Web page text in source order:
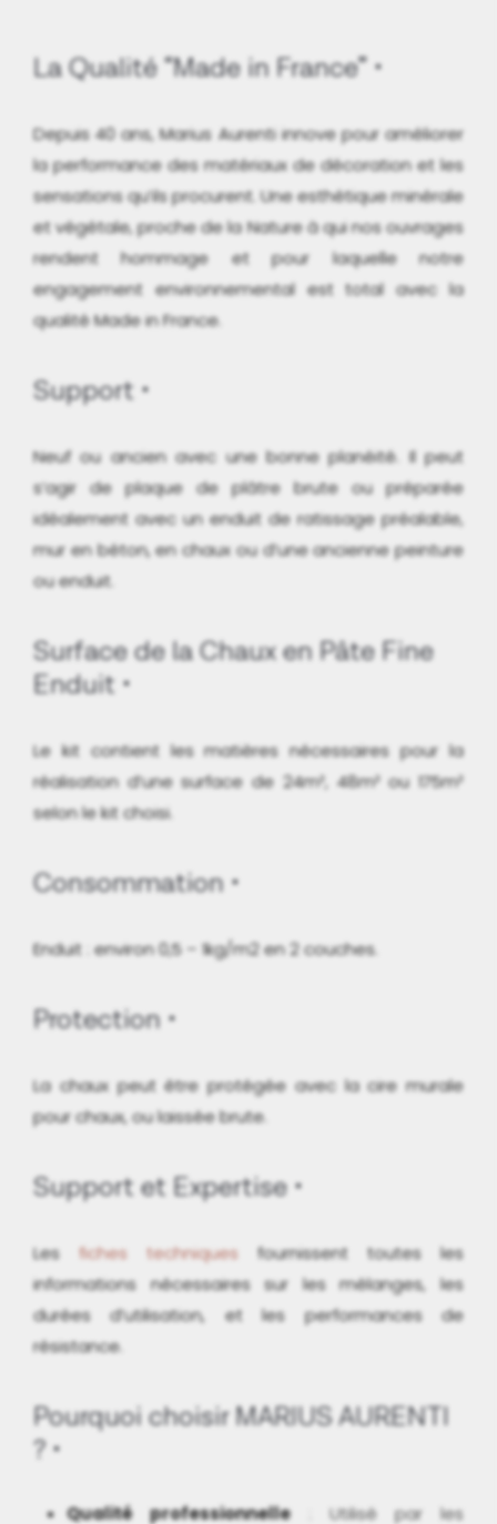
La Qualité “Made in France”
Depuis 40 ans, Marius Aurenti innove pour améliorer
la performance des matériaux de décoration et les
sensations qu’ils procurent. Une esthétique minérale
et végétale, proche de la Nature à qui nos ouvrages
rendent hommage et pour laquelle notre
engagement environnemental est total avec la
qualité Made in France.
Support
Neuf ou ancien avec une bonne planéité. Il peut
s’agir de plaque de plâtre brute ou préparée
idéalement avec un enduit de ratissage préalable,
mur en béton, en chaux ou d’une ancienne peinture
ou enduit.
Surface de la Chaux en Pâte Fine
Enduit
Le kit contient les matières nécessaires pour la
réalisation d’une surface de 24m², 48m² ou 175m²
selon le kit choisi.
Consommation
Enduit : environ 0,5 – 1kg/m2 en 2 couches.
Protection
La chaux peut être protégée avec la cire murale
pour chaux, ou laissée brute.
Support et Expertise
Les fiches techniques fournissent toutes les
informations nécessaires sur les mélanges, les
durées d’utilisation, et les performances de
résistance.
Pourquoi choisir MARIUS AURENTI
?
Qualité professionnelle: Utilisé par les